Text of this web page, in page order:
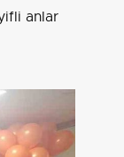
anlar